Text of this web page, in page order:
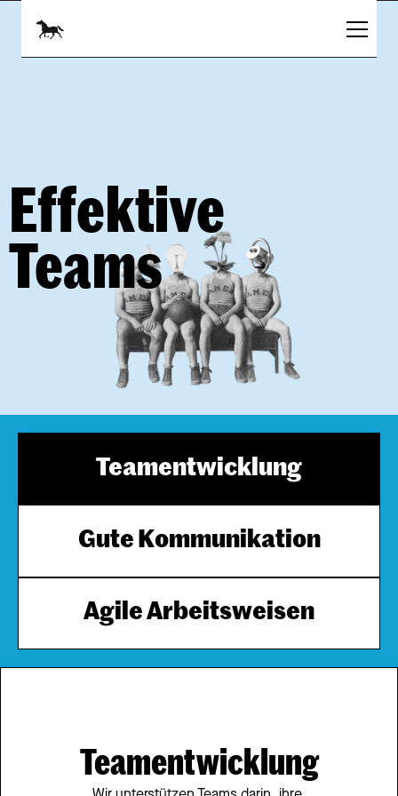
Effektive
Teams
Teamentwicklung
Gute Kommunikation
Agile Arbeitsweisen
Teamentwicklung